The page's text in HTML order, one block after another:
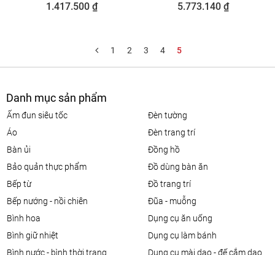
1.417.500 ₫ 5.773.140 ₫
1 2 3 4 5
Danh mục sản phẩm
ấm đun siêu tốc
áo
bàn ủi
bảo quản thực phẩm
bếp từ
bếp nướng - nồi chiên
bình hoa
bình giữ nhiệt
bình nước - bình thời trang
đèn tường
đèn trang trí
đồng hồ
đồ dùng bàn ăn
đồ trang trí
đũa - muỗng
dụng cụ ăn uống
dụng cụ làm bánh
dụng cụ mài dao - đế cắm dao